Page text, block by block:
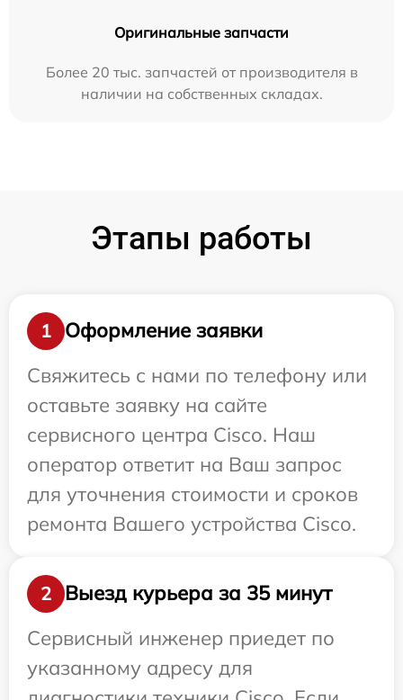
Оригинальные запчасти
Более 20 тыс. запчастей от производителя в
наличии на собственных складах.
Этапы работы
1
Оформление заявки
Свяжитесь с нами по телефону или
оставьте заявку на сайте
сервисного центра Cisco. Наш
оператор ответит на Ваш запрос
для уточнения стоимости и сроков
ремонта Вашего устройства Cisco.
2
Выезд курьера за 35 минут
Сервисный инженер приедет по
указанному адресу для